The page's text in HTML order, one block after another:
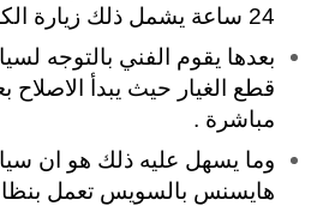
24 ساعة يشمل ذلك زيارة الكشف المنزلي
بعدها يقوم الفني بالتوجه
قطع الغيار حيث يبدأ الاصلاح
مباشرة .
وما يسهل عليه ذلك هو ان
هايسنس بالسويس تعمل